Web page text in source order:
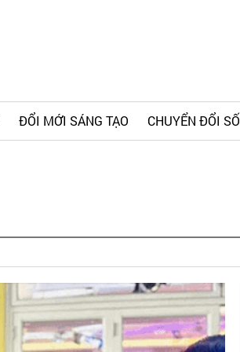
ĐỔI MỚI SÁNG TẠO CHUYỂN ĐỔI SỐ